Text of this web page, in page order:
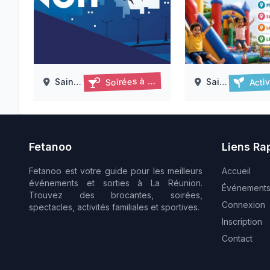
Les jours de la nuit à kélonia – visites nocturnes 2026
Saint Leu Soirées à thème Leu gonflable à
15/08/2026
Saint Leu
Fetanoo
Fetanoo est votre guide pour les meilleurs
événements et sorties à La Réunion.
Trouvez des brocantes, soirées,
spectacles, activités familiales et sportives.
Liens
Accueil
Événements
Connexion
Inscription
Contact